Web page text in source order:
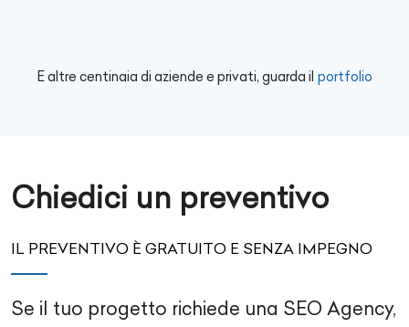
E altre centinaia di aziende e privati, guarda il portfolio
Chiedici un preventivo
IL PREVENTIVO È GRATUITO E SENZA IMPEGNO
Se il tuo progetto richiede una SEO Agency,